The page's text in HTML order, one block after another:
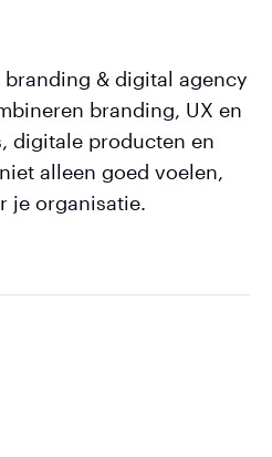
branding & digital agency
branding, UX en
digitale producten en
alleen goed voelen,
je organisatie.